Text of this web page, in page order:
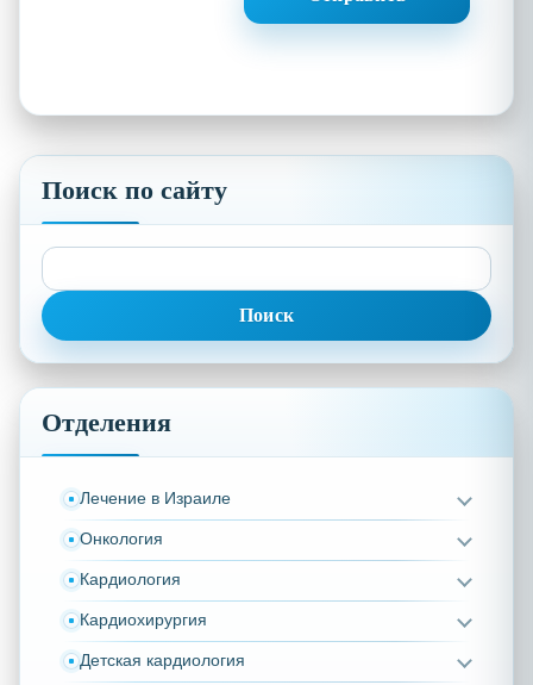
Поиск по сайту
Найти:
Отделения
Лечение в Израиле
Онкология
Кардиология
Кардиохирургия
Детская кардиология